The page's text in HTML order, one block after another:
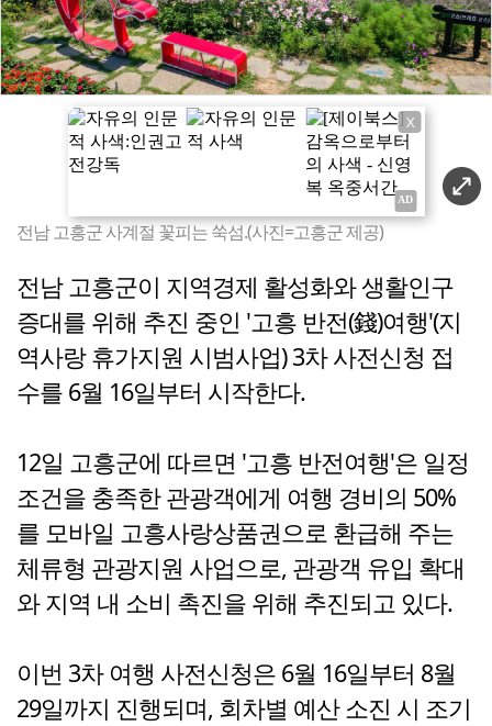
X
전남 고흥군 사계절 꽃피는 쑥섬.(사진=고흥군 제공)
전남 고흥군이 지역경제 활성화와 생활인구
증대를 위해 추진 중인 '고흥 반전(錢)여행'(지
역사랑 휴가지원 시범사업) 3차 사전신청 접
수를 6월 16일부터 시작한다.
12일 고흥군에 따르면 '고흥 반전여행'은 일정
조건을 충족한 관광객에게 여행 경비의 50%
를 모바일 고흥사랑상품권으로 환급해 주는
체류형 관광지원 사업으로, 관광객 유입 확대
와 지역 내 소비 촉진을 위해 추진되고 있다.
이번 3차 여행 사전신청은 6월 16일부터 8월
29일까지 진행되며, 회차별 예산 소진 시 조기